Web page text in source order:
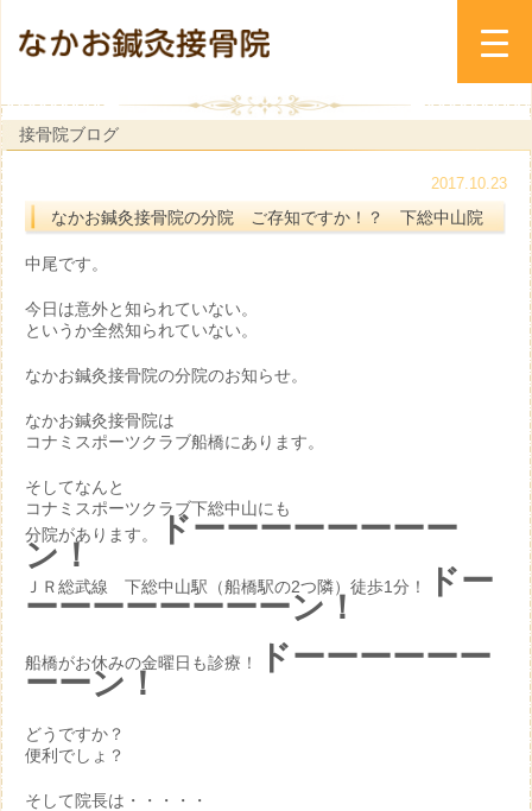
接骨院ブログ
2017.10.23
なかお鍼灸接骨院の分院 ご存知ですか！？ 下総中山院
中尾です。
今日は意外と知られていない。
というか全然知られていない。
なかお鍼灸接骨院の分院のお知らせ。
なかお鍼灸接骨院は
コナミスポーツクラブ船橋にあります。
そしてなんと
コナミスポーツクラブ下総中山にも
分院があります。
ドーーーーーーーー
ン！
ＪＲ総武線 下総中山駅（船橋駅の2つ隣）徒歩1分！ ドー
ーーーーーーーーン！
船橋がお休みの金曜日も診療！ ドーーーーーー
ーーン！
どうですか？
便利でしょ？
そして院長は・・・・・